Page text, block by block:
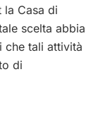
la Casa di
scelta abbia
tali attività
di